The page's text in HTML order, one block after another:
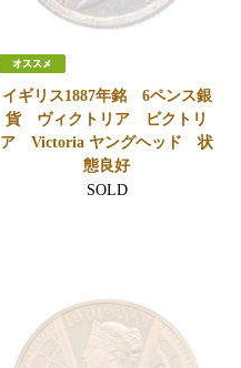
イギリス1887年銘 6ペンス銀
貨 ヴィクトリア ビクトリ
ア Victoria ヤングヘッド 状
態良好
SOLD